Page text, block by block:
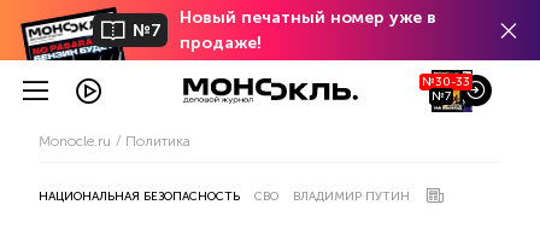
№7
Новый печатный номер уже в
продаже!
№30-33
№7
Monocle.ru Политика
НАЦИОНАЛЬНАЯ БЕЗОПАСНОСТЬ СВО ВЛАДИМИР ПУТИН